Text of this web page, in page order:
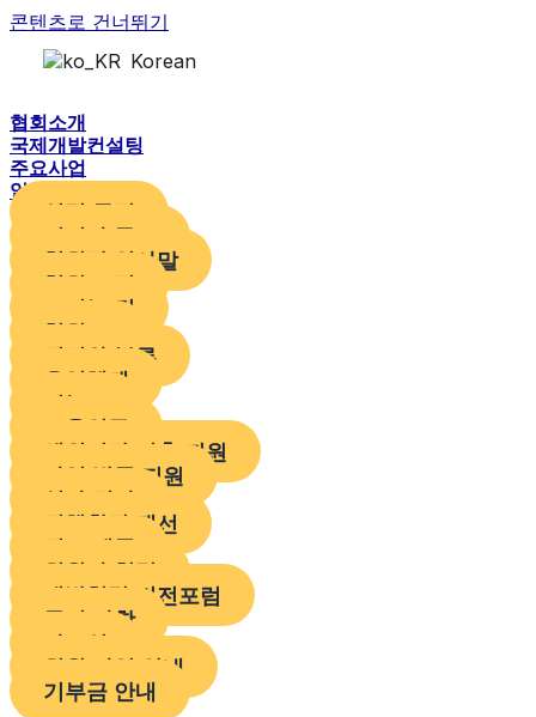
콘텐츠로 건너뛰기
Korean
협회소개
국제개발컨설팅
주요사업
알림 및 참여
설립 목적
비전과 목표
협회장 인사말
협회 조직
오시는 길
협회 CI
정의와 분류
운영체계
기능도
교육인증
해외시장 진출 지원
사업 발굴 지원
심사 평가
정책환경 개선
정보 제공
회원사 협력
개발협력 비전포럼
공지 사항
자료실
회원 가입 안내
기부금 안내